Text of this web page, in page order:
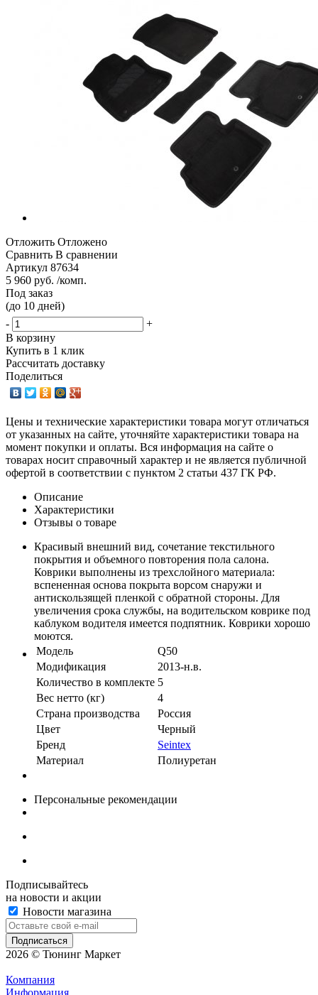
Отложить Отложено
Сравнить В сравнении
Артикул 87634
5 960 руб. /комп.
Под заказ
(до 10 дней)
-
+
В корзину
Купить в 1 клик
Рассчитать доставку
Поделиться
Цены и технические характеристики товара могут отличаться
от указанных на сайте, уточняйте характеристики товара на
момент покупки и оплаты. Вся информация на сайте о
товарах носит справочный характер и не является публичной
офертой в соответствии с пунктом 2 статьи 437 ГК РФ.
Описание
Характеристики
Отзывы о товаре
Красивый внешний вид, сочетание текстильного
покрытия и объемного повторения пола салона.
Коврики выполнены из трехслойного материала:
вспененная основа покрыта ворсом снаружи и
антискользящей пленкой с обратной стороны. Для
увеличения срока службы, на водительском коврике под
каблуком водителя имеется подпятник. Коврики хорошо
моются.
Модель
Q50
Модификация
2013-н.в.
Количество в комплекте 5
Вес нетто (кг)
4
Страна производства
Россия
Цвет
Черный
Бренд
Seintex
Материал
Полиуретан
Персональные рекомендации
Подписывайтесь
на новости и акции
Новости магазина
2026 © Тюнинг Маркет
Компания
Информация